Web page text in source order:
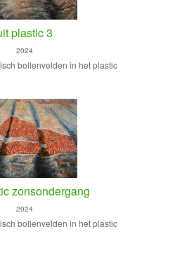
plastic 3
2024
bollenvelden in het plastic
zonsondergang
2024
bollenvelden in het plastic